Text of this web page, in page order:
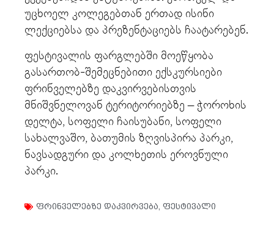
უცხოელ კოლეგებთან ერთად ისინი
ლექციებსა და პრეზენტაციებს ჩაატარებენ.
ფესტივალის ფარგლებში მოეწყობა
გასართობ-შემეცნებითი ექსკურსიები
ფრინველებზე დაკვირვებისთვის
მნიშვნელოვან ტერიტორიებზე – ჭოროხის
დელტა, სოფელი ჩაისუბანი, სოფელი
სახალვაშო, ბათუმის ზღვისპირა პარკი,
ნავსადგური და კოლხეთის ეროვნული
პარკი.
ფრინველებზე დაკვირვება, ფესტივალი